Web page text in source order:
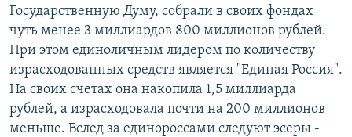
Государственную Думу, собрали в своих фондах
чуть менее 3 миллиардов 800 миллионов рублей.
При этом единоличным лидером по количеству
израсходованных средств является "Единая Россия".
На своих счетах она накопила 1,5 миллиарда
рублей, а израсходовала почти на 200 миллионов
меньше. Вслед за единороссами следуют эсеры -